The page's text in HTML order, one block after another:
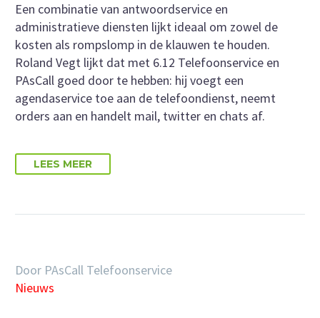
Een combinatie van antwoordservice en
administratieve diensten lijkt ideaal om zowel de
kosten als rompslomp in de klauwen te houden.
Roland Vegt lijkt dat met 6.12 Telefoonservice en
PAsCall goed door te hebben: hij voegt een
agendaservice toe aan de telefoondienst, neemt
orders aan en handelt mail, twitter en chats af.
LEES MEER
Door PAsCall Telefoonservice
Nieuws